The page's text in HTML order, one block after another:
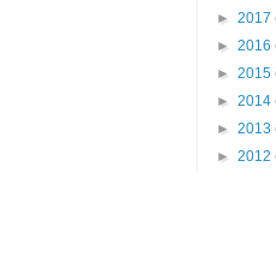
► 2017
► 2016
► 2015
► 2014
► 2013
► 2012